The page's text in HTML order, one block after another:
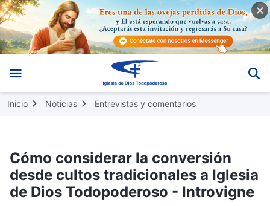
Inicio Noticias Entrevistas y comentarios
Cómo considerar la conversión
desde cultos tradicionales a Iglesia
de Dios Todopoderoso - Introvigne